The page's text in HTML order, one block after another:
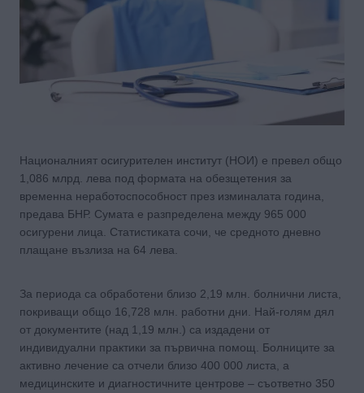
Националният осигурителен институт (НОИ) е превел общо
1,086 млрд. лева под формата на обезщетения за
временна неработоспособност през изминалата година,
предава БНР. Сумата е разпределена между 965 000
осигурени лица. Статистиката сочи, че средното дневно
плащане възлиза на 64 лева.
За периода са обработени близо 2,19 млн. болнични листа,
покриващи общо 16,728 млн. работни дни. Най-голям дял
от документите (над 1,19 млн.) са издадени от
индивидуални практики за първична помощ. Болниците за
активно лечение са отчели близо 400 000 листа, а
медицинските и диагностичните центрове – съответно 350